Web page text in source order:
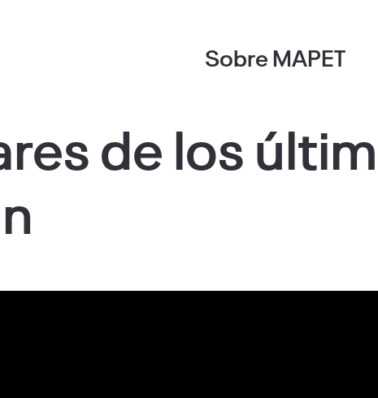
Sobre MAPET
de los